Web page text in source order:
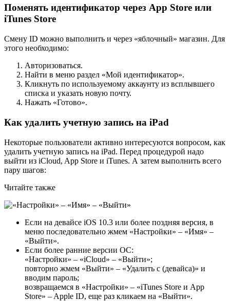
Поменять идентификатор через App Store или
iTunes Store
Смену ID можно выполнить и через «яблочный» магазин. Для
этого необходимо:
Авторизоваться.
Найти в меню раздел «Мой идентификатор».
Кликнуть по используемому аккаунту из всплывшего
списка и указать новую почту.
Нажать «Готово».
Как удалить учетную запись на iPad
Некоторые пользователи активно интересуются вопросом, как
удалить учетную запись на iPad. Перед процедурой надо
выйти из iCloud, App Store и iTunes. А затем выполнить всего
пару шагов:
Читайте также
Если на девайсе iOS 10.3 или более поздняя версия, в
меню последовательно жмем «Настройки» – «Имя» –
«Выйти».
Если более ранние версии ОС:
«Настройки» – «iCloud» – «Выйти»;
повторно жмем «Выйти» – «Удалить с (девайса)» и
вводим пароль;
возвращаемся в «Настройки» – «iTunes Store и App
Store» – Apple ID, еще раз кликаем на «Выйти».